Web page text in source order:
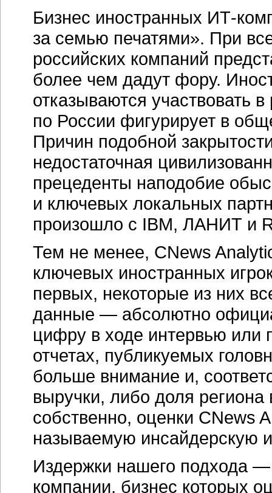
Бизнес иностранных ИТ-
за семью печатями». При
российских компаний
более чем дадут фору.
отказываются участвовать
по России фигурирует в
Причин подобной
недостаточная
прецеденты наподобие
и ключевых локальных
произошло с IBM, ЛАНИТ и
Тем не менее, CNews
ключевых иностранных
первых, некоторые из них
данные — абсолютно
цифру в ходе интервью или
отчетах, публикуемых
больше внимание и,
выручки, либо доля
собственно, оценки CNews
называемую инсайдерскую
Издержки нашего подхода —
компании, бизнес которых